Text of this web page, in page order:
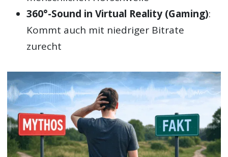
360°-Sound in Virtual Reality (Gaming):
Kommt auch mit niedriger Bitrate
zurecht